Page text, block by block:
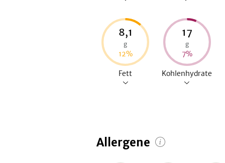
8,1
g
12%
Fett
17
g
7%
Kohlenhydrate
Allergene